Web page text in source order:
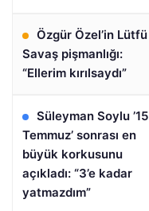
Özgür Özel’in Lütfü
Savaş pişmanlığı:
“Ellerim kırılsaydı”
Süleyman Soylu ’15
Temmuz’ sonrası en
büyük korkusunu
açıkladı: “3’e kadar
yatmazdım”